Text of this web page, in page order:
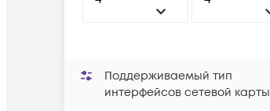
Поддерживаемый тип
интерфейсов сетевой карты